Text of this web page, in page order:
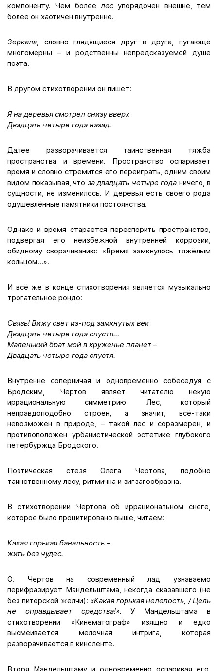
компоненту. Чем более лес упорядочен внешне, тем
более он хаотичен внутренне.
Зеркала , словно глядящиеся друг в друга, пугающе
многомерны – и родственны непредсказуемой душе
поэта.
В другом стихотворении он пишет:
Я на деревья смотрел снизу вверх
Двадцать четыре года назад.
Далее разворачивается таинственная тяжба
пространства и времени. Пространство оспаривает
время и словно стремится его переиграть, одним своим
видом показывая, что за двадцать четыре года ничего, в
сущности, не изменилось. И деревья есть своего рода
одушевлённые памятники постоянства.
Однако и время старается переспорить пространство,
подвергая его неизбежной внутренней коррозии,
обидному сворачиванию: «Время замкнулось тяжёлым
кольцом...».
И всё же в конце стихотворения является музыкально
трогательное рондо:
Связь! Вижу свет из-под замкнутых век
Двадцать четыре года спустя…
Маленький брат мой в круженье планет –
Двадцать четыре года спустя.
Внутренне соперничая и одновременно собеседуя с
Бродским, Чертов являет читателю некую
иррациональную симметрию. Лес, который
неправдоподобно строен, а значит, всё-таки
невозможен в природе, – такой лес и соразмерен, и
противоположен урбанистической эстетике глубокого
петербуржца Бродского.
Поэтическая стезя Олега Чертова, подобно
таинственному лесу, ритмична и зигзагообразна.
В стихотворении Чертова об иррациональном снеге,
которое было процитировано выше, читаем:
Какая горькая банальность –
жить без чудес.
О. Чертов на современный лад узнаваемо
перифразирует Мандельштама, некогда сказавшего (не
без питерской желчи): «Какая горькая нелепость, / Цель
не оправдывает средства!».У Мандельштама в
стихотворении «Кинематограф» изящно и едко
высмеивается мелочная интрига, которая
разворачивается в киноленте.
Вторя Мандельштаму и одновременно оспаривая его,